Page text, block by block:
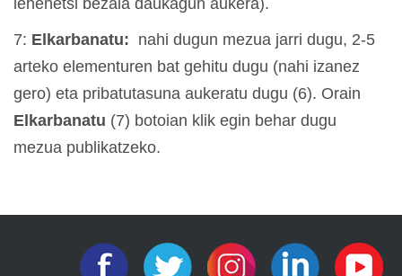
lehenetsi bezala daukagun aukera).
7: Elkarbanatu: nahi dugun mezua jarri dugu, 2-5
arteko elementuren bat gehitu dugu (nahi izanez
gero) eta pribatutasuna aukeratu dugu (6). Orain
Elkarbanatu (7) botoian klik egin behar dugu
mezua publikatzeko.